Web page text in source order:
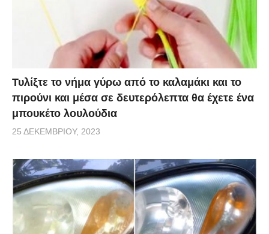
Τυλίξτε το νήμα γύρω από το καλαμάκι και το
πιρούνι και μέσα σε δευτερόλεπτα θα έχετε ένα
μπουκέτο λουλούδια
25 ΔΕΚΕΜΒΡΊΟΥ, 2023